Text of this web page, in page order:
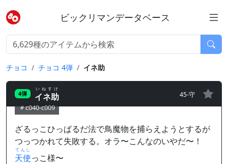
ビックリマンデータベース
チョコ チョコ 4弾 イネ助
4弾 イネ助
いねすけ
45-守
c040-c009
ざるっこひっぱるだ法で鳥魔物を捕らえようとするが
つっつかれて失敗する。オラ〜こんなのいやだ〜！
天使
てんし
っこ様〜